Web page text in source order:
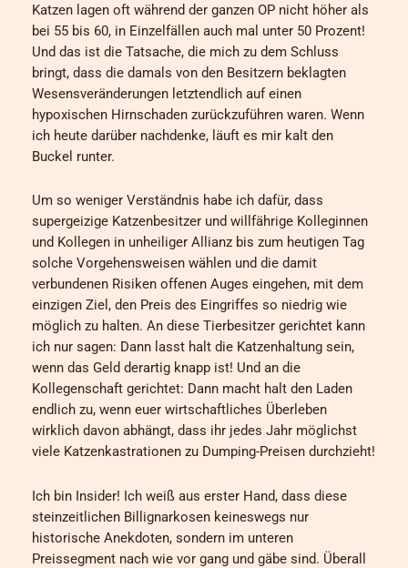
Katzen lagen oft während der ganzen OP nicht höher als
bei 55 bis 60, in Einzelfällen auch mal unter 50 Prozent!
Und das ist die Tatsache, die mich zu dem Schluss
bringt, dass die damals von den Besitzern beklagten
Wesensveränderungen letztendlich auf einen
hypoxischen Hirnschaden zurückzuführen waren. Wenn
ich heute darüber nachdenke, läuft es mir kalt den
Buckel runter.
Um so weniger Verständnis habe ich dafür, dass
supergeizige Katzenbesitzer und willfährige Kolleginnen
und Kollegen in unheiliger Allianz bis zum heutigen Tag
solche Vorgehensweisen wählen und die damit
verbundenen Risiken offenen Auges eingehen, mit dem
einzigen Ziel, den Preis des Eingriffes so niedrig wie
möglich zu halten. An diese Tierbesitzer gerichtet kann
ich nur sagen: Dann lasst halt die Katzenhaltung sein,
wenn das Geld derartig knapp ist! Und an die
Kollegenschaft gerichtet: Dann macht halt den Laden
endlich zu, wenn euer wirtschaftliches Überleben
wirklich davon abhängt, dass ihr jedes Jahr möglichst
viele Katzenkastrationen zu Dumping-Preisen durchzieht!
Ich bin Insider! Ich weiß aus erster Hand, dass diese
steinzeitlichen Billignarkosen keineswegs nur
historische Anekdoten, sondern im unteren
Preissegment nach wie vor gang und gäbe sind. Überall